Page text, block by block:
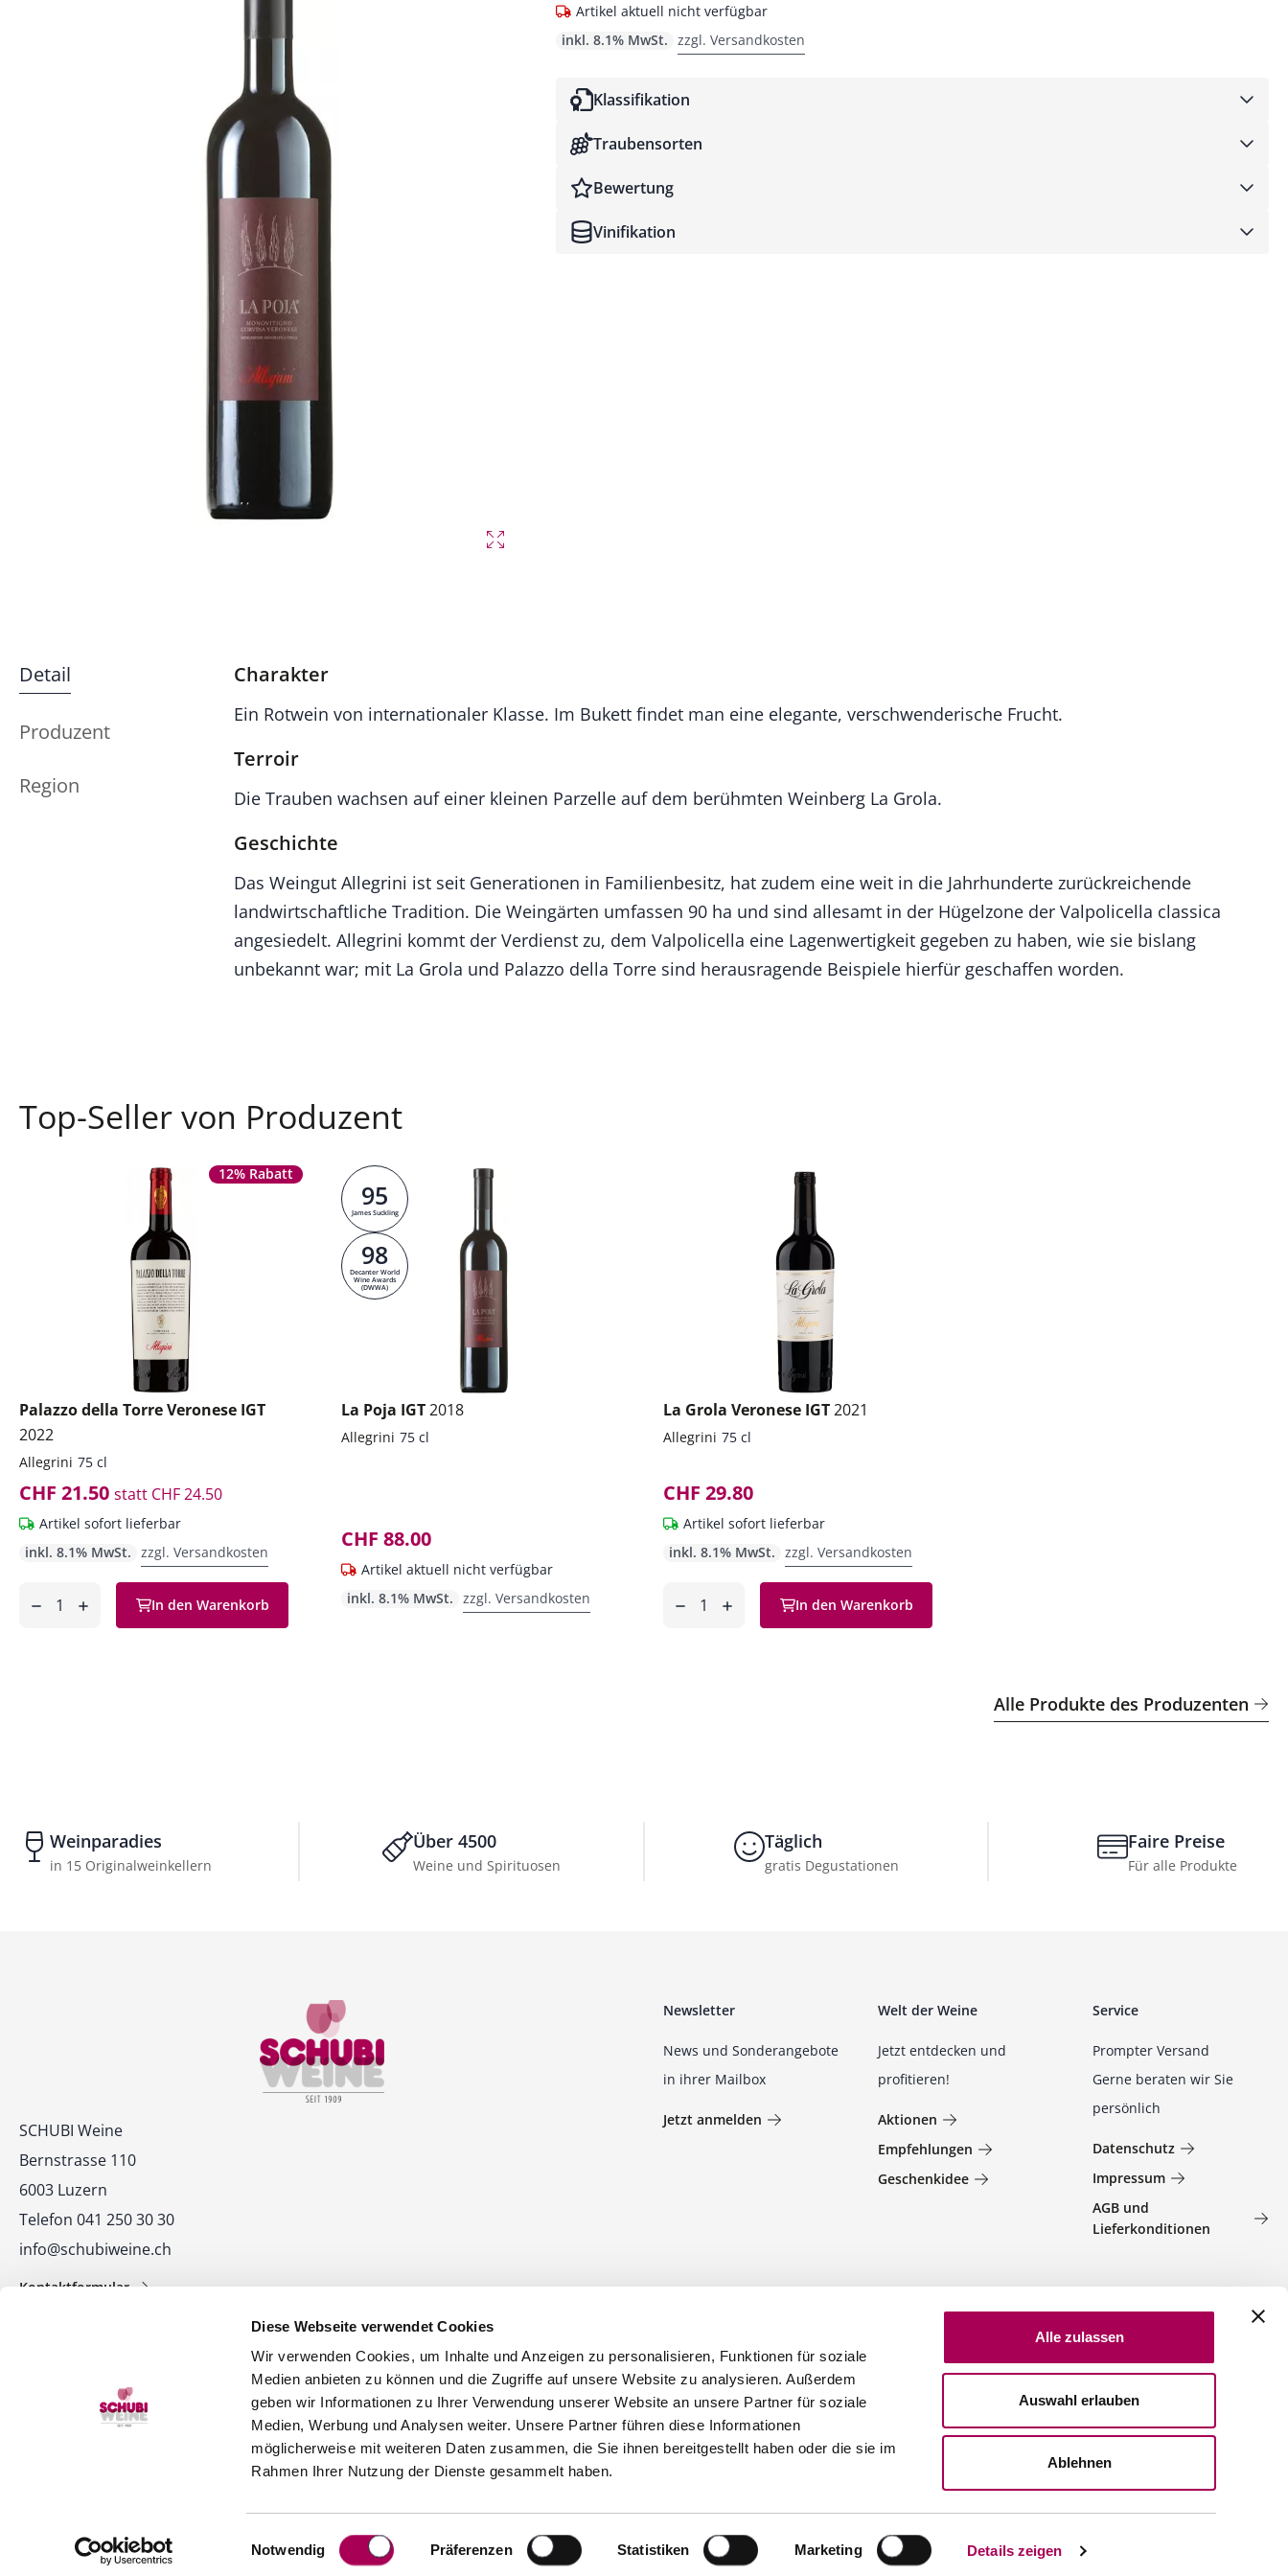
Diese Webseite verwendet Cookies
Wir verwenden Cookies, um Inhalte und Anzeigen zu personalisieren, Funktionen für soziale
Medien anbieten zu können und die Zugriffe auf unsere Website zu analysieren. Außerdem
geben wir Informationen zu Ihrer Verwendung unserer Website an unsere Partner für soziale
Medien, Werbung und Analysen weiter. Unsere Partner führen diese Informationen
möglicherweise mit weiteren Daten zusammen, die Sie ihnen bereitgestellt haben oder die sie im
Rahmen Ihrer Nutzung der Dienste gesammelt haben.
Einwilligungsauswahl
Notwendig Präferenzen Statistiken Marketing Details zeigen
Alle zulassen
Auswahl erlauben
Ablehnen
Artikel aktuell nicht verfügbar
inkl. 8.1% MwSt. zzgl. Versandkosten
Klassifikation
Traubensorten
Bewertung
James Suckling
Vinifikation
Detail
Produzent
Region
Charakter
Ein Rotwein von internationaler Klasse. Im Bukett findet man eine elegante, verschwenderische Frucht.
Terroir
Die Trauben wachsen auf einer kleinen Parzelle auf dem berühmten Weinberg La Grola.
Geschichte
Das Weingut Allegrini ist seit Generationen in Familienbesitz, hat zudem eine weit in die Jahrhunderte zurückreichende
landwirtschaftliche Tradition. Die Weingärten umfassen 90 ha und sind allesamt in der Hügelzone der Valpolicella classica
angesiedelt. Allegrini kommt der Verdienst zu, dem Valpolicella eine Lagenwertigkeit gegeben zu haben, wie sie bislang
unbekannt war; mit La Grola und Palazzo della Torre sind herausragende Beispiele hierfür geschaffen worden.
Top-Seller von Produzent
12% Rabatt
Palazzo della Torre Veronese IGT
2022
Allegrini 75 cl
CHF 21.50 statt CHF 24.50
Artikel sofort lieferbar
inkl. 8.1% MwSt. zzgl. Versandkosten
In den Warenkorb
95
James Suckling
98
Decanter World
Wine Awards
(DWWA)
La Poja IGT2018
Allegrini 75 cl
CHF 88.00
Artikel aktuell nicht verfügbar
inkl. 8.1% MwSt. zzgl. Versandkosten
La Grola Veronese IGT2021
Allegrini 75 cl
CHF 29.80
Artikel sofort lieferbar
inkl. 8.1% MwSt. zzgl. Versandkosten
In den Warenkorb
Alle Produkte des Produzenten
Weinparadies
in 15 Originalweinkellern
Über 4500
Weine und Spirituosen
Täglich
gratis Degustationen
Faire Preise
Für alle Produkte
Kontakt
SCHUBI Weine
Bernstrasse 110
6003 Luzern
Telefon 041 250 30 30
info@schubiweine.ch
Kontaktformular
Newsletter
News und Sonderangebote
in ihrer Mailbox
Jetzt anmelden
Welt der Weine
Jetzt entdecken und
profitieren!
Aktionen
Empfehlungen
Geschenkidee
Service
Prompter Versand
Gerne beraten wir Sie
persönlich
Datenschutz
Impressum
AGB und
Lieferkonditionen